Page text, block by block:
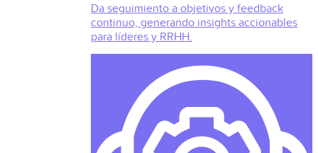
Da seguimiento a objetivos y feedback
continuo, generando insights accionables
para líderes y RRHH.